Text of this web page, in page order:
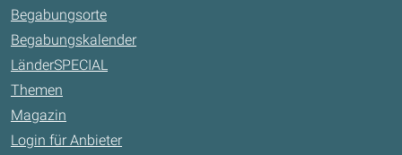
Begabungsorte
Begabungskalender
LänderSPECIAL
Themen
Magazin
Login für Anbieter